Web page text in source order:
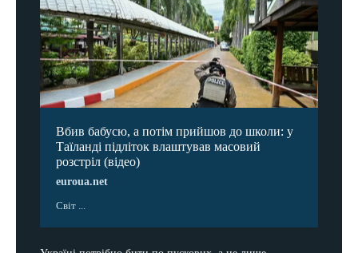
Вбив бабусю, а потім прийшов до школи: у
Таїланді підліток влаштував масовий
розстріл (відео)
euroua.net
Світ ...